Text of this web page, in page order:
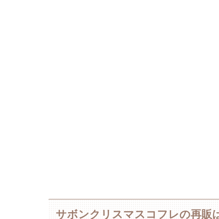
サボンクリスマスコフレの再販